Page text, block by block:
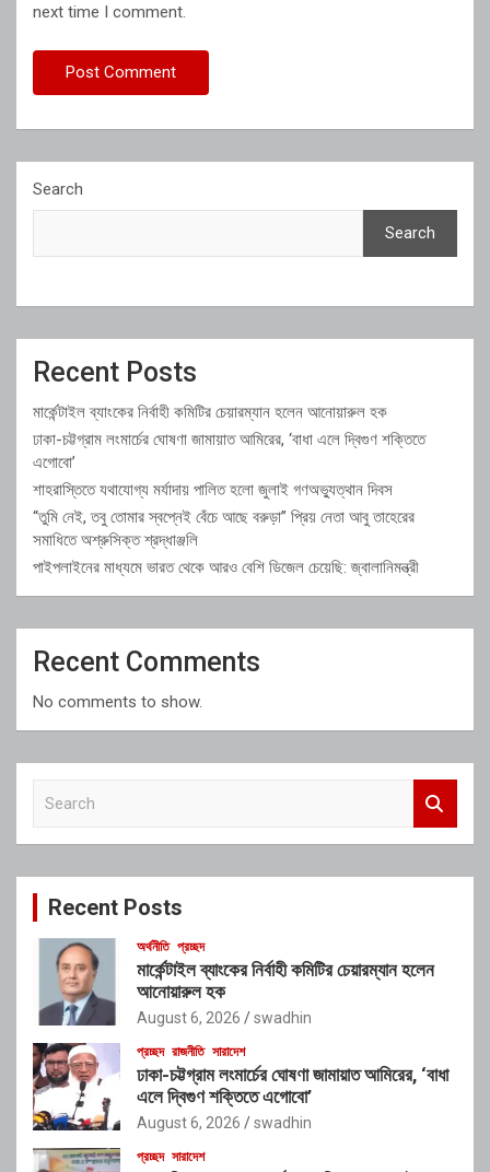
next time I comment.
Search
Search
Recent Posts
মার্কেন্টাইল ব্যাংকের নির্বাহী কমিটির চেয়ারম্যান হলেন আনোয়ারুল হক
ঢাকা-চট্টগ্রাম লংমার্চের ঘোষণা জামায়াত আমিরের, ‘বাধা এলে দ্বিগুণ শক্তিতে
এগোবো’
শাহরাস্তিতে যথাযোগ্য মর্যাদায় পালিত হলো জুলাই গণঅভ্যুত্থান দিবস
“তুমি নেই, তবু তোমার স্বপ্নেই বেঁচে আছে বরুড়া” প্রিয় নেতা আবু তাহেরের
সমাধিতে অশ্রুসিক্ত শ্রদ্ধাঞ্জলি
পাইপলাইনের মাধ্যমে ভারত থেকে আরও বেশি ডিজেল চেয়েছি: জ্বালানিমন্ত্রী
Recent Comments
No comments to show.
c
Recent Posts
অর্থনীতি প্রচ্ছদ
মার্কেন্টাইল ব্যাংকের নির্বাহী কমিটির চেয়ারম্যান হলেন
আনোয়ারুল হক
August 6, 2026 swadhin
প্রচ্ছদ রাজনীতি সারাদেশ
ঢাকা-চট্টগ্রাম লংমার্চের ঘোষণা জামায়াত আমিরের, ‘বাধা
এলে দ্বিগুণ শক্তিতে এগোবো’
August 6, 2026 swadhin
প্রচ্ছদ সারাদেশ